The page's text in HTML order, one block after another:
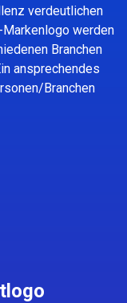
verdeutlichen
werden
Branchen
ansprechendes
Branchen